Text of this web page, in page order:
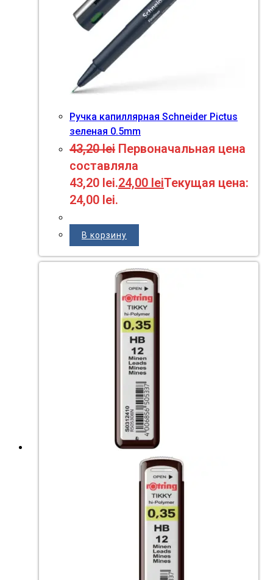
Ручка капиллярная Schneider Pictus
зеленая 0.5mm
43,20lei Первоначальная цена
составляла
43,20 lei.24,00 leiТекущая цена:
24,00 lei.
В корзину